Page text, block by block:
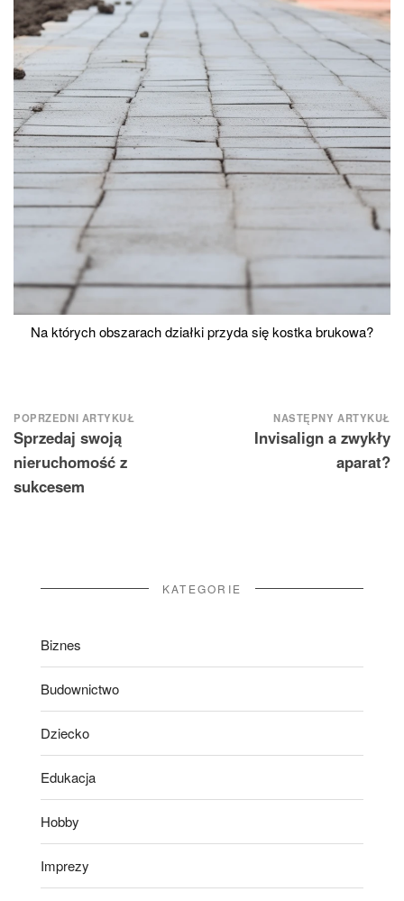
Na których obszarach działki przyda się kostka brukowa?
Nawigacja
wpisu
POPRZEDNI ARTYKUŁ
Sprzedaj swoją
nieruchomość z
sukcesem
NASTĘPNY ARTYKUŁ
Invisalign a zwykły
aparat?
KATEGORIE
Biznes
Budownictwo
Dziecko
Edukacja
Hobby
Imprezy